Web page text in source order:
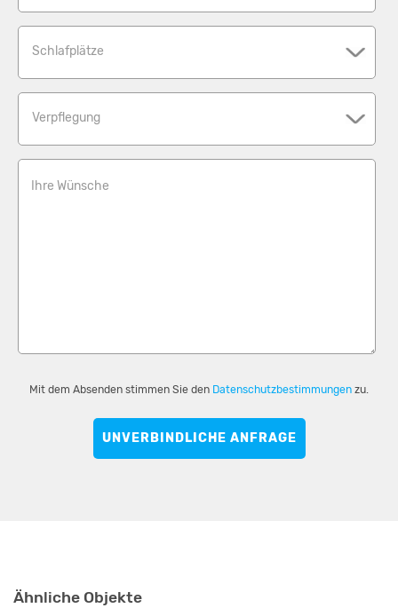
Schlafplätze
Verpflegung
Ihre Wünsche
Mit dem Absenden stimmen Sie den Datenschutzbestimmungen zu.
UNVERBINDLICHE ANFRAGE
Ähnliche Objekte